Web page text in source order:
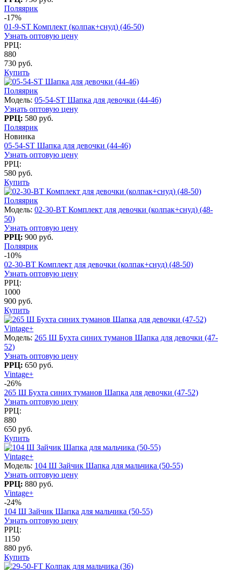
Поляярик
-17%
01-9-ST Комплект (колпак+снуд) (46-50)
Узнать оптовую цену
РРЦ:
880
730 руб.
Купить
Поляярик
Модель: 05-54-ST Шапка для девочки (44-46)
Узнать оптовую цену
РРЦ: 580 руб.
Поляярик
Новинка
05-54-ST Шапка для девочки (44-46)
Узнать оптовую цену
РРЦ:
580 руб.
Купить
Поляярик
Модель: 02-30-BT Комплект для девочки (колпак+снуд) (48-
50)
Узнать оптовую цену
РРЦ: 900 руб.
Поляярик
-10%
02-30-BT Комплект для девочки (колпак+снуд) (48-50)
Узнать оптовую цену
РРЦ:
1000
900 руб.
Купить
Vintage+
Модель: 265 Ш Бухта синих туманов Шапка для девочки (47-
52)
Узнать оптовую цену
РРЦ: 650 руб.
Vintage+
-26%
265 Ш Бухта синих туманов Шапка для девочки (47-52)
Узнать оптовую цену
РРЦ:
880
650 руб.
Купить
Vintage+
Модель: 104 Ш Зайчик Шапка для мальчика (50-55)
Узнать оптовую цену
РРЦ: 880 руб.
Vintage+
-24%
104 Ш Зайчик Шапка для мальчика (50-55)
Узнать оптовую цену
РРЦ:
1150
880 руб.
Купить